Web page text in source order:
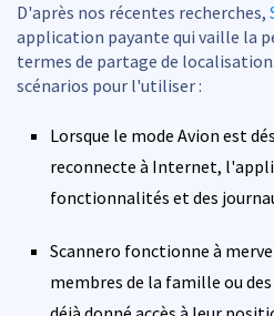
D'après nos récentes recherches,
application payante qui vaille la
termes de partage de
scénarios pour l'utiliser :
Lorsque le mode Avion est
reconnecte à Internet,
fonctionnalités et des
Scannero fonctionne à
membres de la famille ou